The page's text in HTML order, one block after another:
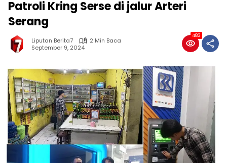
Patroli Kring Serse di jalur Arteri
Serang
Liputan Berita7
2 Min Baca
September 9, 2024
483